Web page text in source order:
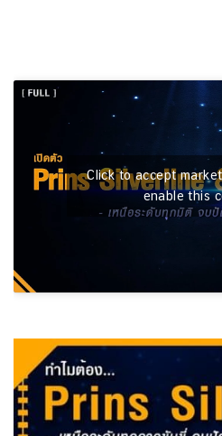
Click to accept
enable this